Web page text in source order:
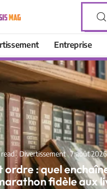
Entreprise
Divertissement 7 août 2026
ordre : quel
fidèle aux